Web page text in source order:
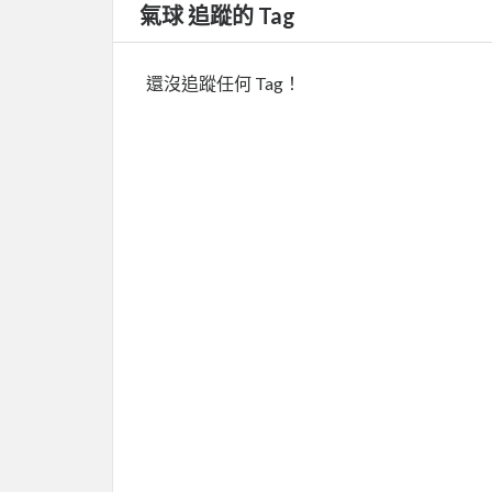
氣球 追蹤的 Tag
還沒追蹤任何 Tag！